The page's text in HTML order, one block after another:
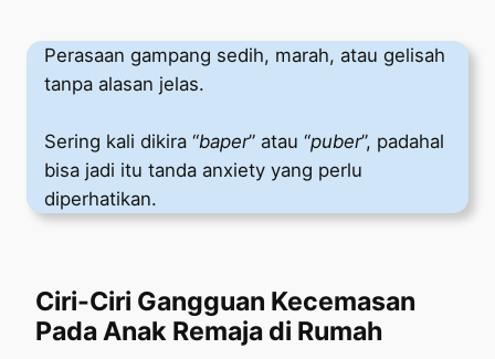
Perasaan gampang sedih, marah, atau gelisah
tanpa alasan jelas.
Sering kali dikira “baper” atau “puber”, padahal
bisa jadi itu tanda anxiety yang perlu
diperhatikan.
Ciri-Ciri Gangguan Kecemasan
Pada Anak Remaja di Rumah